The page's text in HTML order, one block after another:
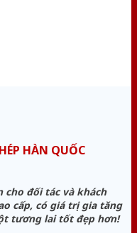
HÀN QUỐC
cho đối tác và khách
cấp, có giá trị gia tăng
tương lai tốt đẹp hơn!